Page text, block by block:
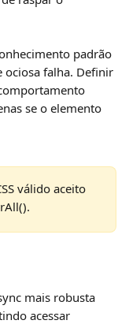
padrão
ociosa falha. Definir
se o elemento
válido aceito
mais robusta
acessar